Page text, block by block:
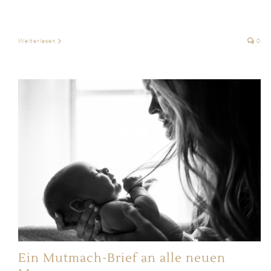
Weiterlesen 0
Ein Mutmach-Brief an alle neuen